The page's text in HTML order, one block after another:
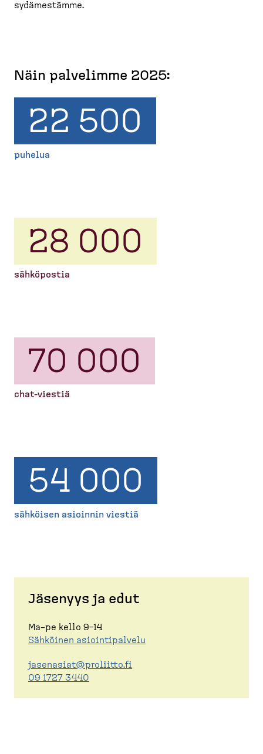
sydämestämme.
Näin palvelimme 2025:
22 500
puhelua
28 000
sähköpostia
70 000
chat-​viestiä
54 000
sähköisen asioinnin viestiä
Jäsenyys ja edut
Ma–pe kello 9–14
Sähköinen asioin­ti­palvelu
jasenasiat@proliitto.fi
09 1727 3440